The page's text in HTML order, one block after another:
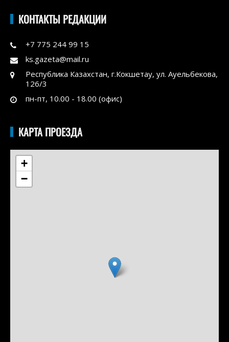
КОНТАКТЫ РЕДАКЦИИ
+7 775 244 99 15
ks.gazeta@mail.ru
Республика Казахстан, г.Кокшетау, ул. Ауельбекова,
126/3
пн-пт, 10.00 - 18.00 (офис)
КАРТА ПРОЕЗДА
+
−